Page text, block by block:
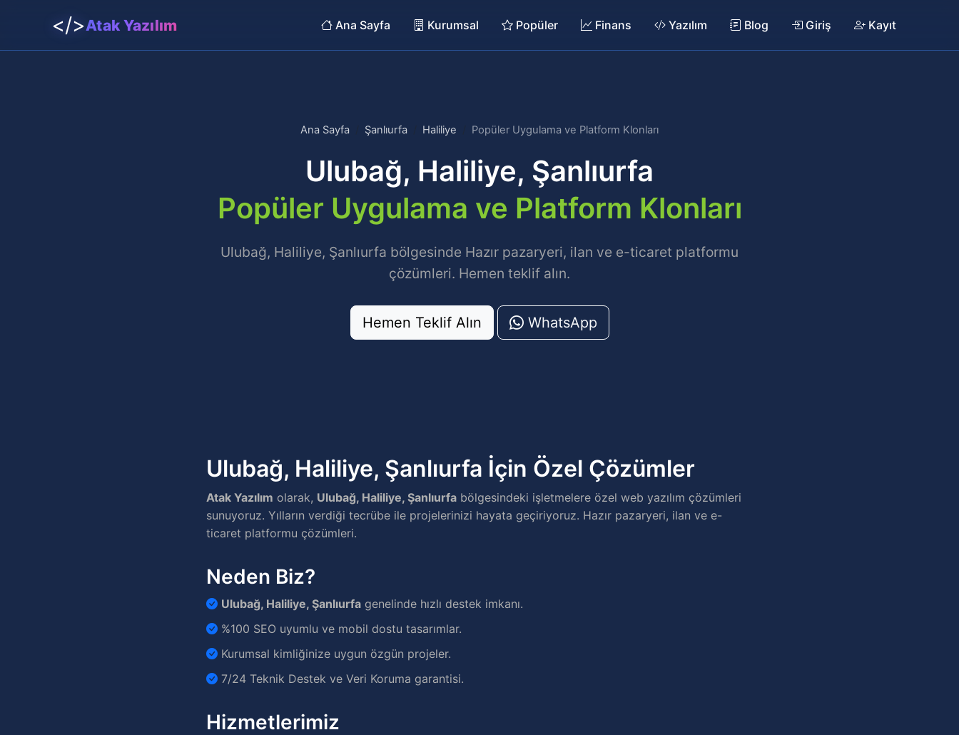
</>Atak Yazılım Ana Sayfa Kurumsal Popüler Finans Yazılım Blog Giriş Kayıt
Ana Sayfa Şanlıurfa Haliliye Popüler Uygulama ve Platform Klonları
Ulubağ, Haliliye, Şanlıurfa
Popüler Uygulama ve Platform Klonları
Ulubağ, Haliliye, Şanlıurfa bölgesinde Hazır pazaryeri, ilan ve e-ticaret platformu
çözümleri. Hemen teklif alın.
Hemen Teklif Alın WhatsApp
Ulubağ, Haliliye, Şanlıurfa İçin Özel Çözümler
Atak Yazılım olarak, Ulubağ, Haliliye, Şanlıurfa bölgesindeki işletmelere özel web yazılım çözümleri
sunuyoruz. Yılların verdiği tecrübe ile projelerinizi hayata geçiriyoruz. Hazır pazaryeri, ilan ve e-
ticaret platformu çözümleri.
Neden Biz?
Ulubağ, Haliliye, Şanlıurfa genelinde hızlı destek imkanı.
%100 SEO uyumlu ve mobil dostu tasarımlar.
Kurumsal kimliğinize uygun özgün projeler.
7/24 Teknik Destek ve Veri Koruma garantisi.
Hizmetlerimiz